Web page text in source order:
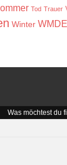
Tod Trauer
Winter
Was möchtest du